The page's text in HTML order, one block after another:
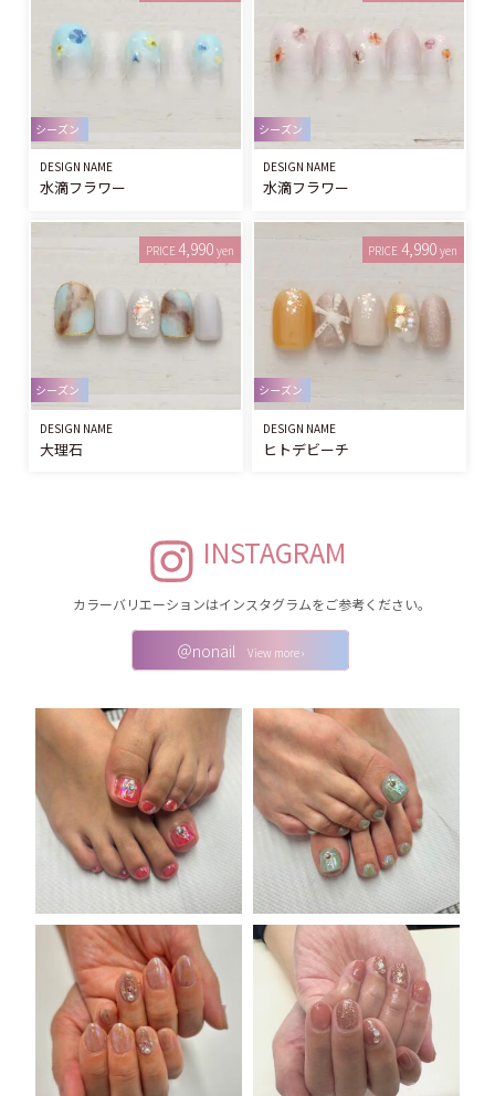
シーズン
DESIGN NAME
水滴フラワー
シーズン
DESIGN NAME
水滴フラワー
PRICE 4,990 yen
シーズン
DESIGN NAME
大理石
PRICE 4,990 yen
シーズン
DESIGN NAME
ヒトデビーチ
INSTAGRAM
カラーバリエーションはインスタグラムをご参考ください。
＠nonail View more ›